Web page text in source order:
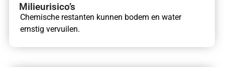
Milieurisico’s
Chemische restanten kunnen bodem en water
ernstig vervuilen.